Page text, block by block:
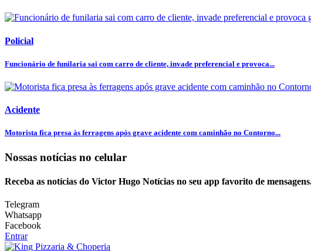
Policial
Funcionário de funilaria sai com carro de cliente, invade preferencial e provoca...
Acidente
Motorista fica presa às ferragens após grave acidente com caminhão no Contorno...
Nossas notícias no celular
Receba as notícias do Victor Hugo Notícias no seu app favorito de
Telegram
Whatsapp
Facebook
Entrar